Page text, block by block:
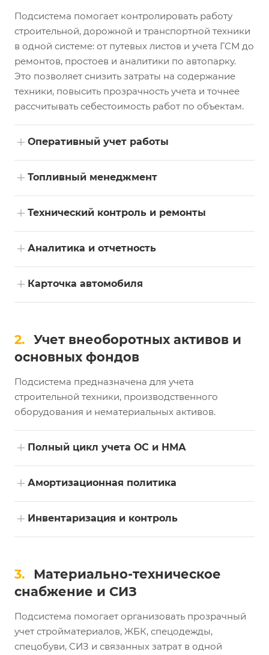
Подсистема помогает контролировать работу
строительной, дорожной и транспортной техники
в одной системе: от путевых листов и учета ГСМ до
ремонтов, простоев и аналитики по автопарку.
Это позволяет снизить затраты на содержание
техники, повысить прозрачность учета и точнее
рассчитывать себестоимость работ по объектам.
+ Оперативный учет работы
+ Топливный менеджмент
+ Технический контроль и ремонты
+ Аналитика и отчетность
+ Карточка автомобиля
2. Учет внеоборотных активов и
основных фондов
Подсистема предназначена для учета
строительной техники, производственного
оборудования и нематериальных активов.
+ Полный цикл учета ОС и НМА
+ Амортизационная политика
+ Инвентаризация и контроль
3.
Материально-техническое
снабжение и СИЗ
Подсистема помогает организовать прозрачный
учет стройматериалов, ЖБК, спецодежды,
спецобуви, СИЗ и связанных затрат в одной